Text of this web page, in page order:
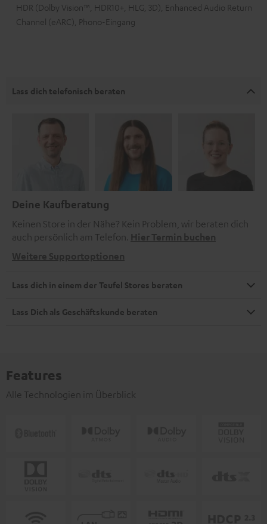
HDR (Dolby Vision™, HDR10+, HLG, 3D), Enhanced Audio Return
Channel (eARC), Phono-Eingang
Lass dich telefonisch beraten
Deine Kaufberatung
Keinen Store in der Nähe? Kein Problem, wir beraten dich
auch persönlich am Telefon. Hier Termin buchen
Weitere Supportoptionen
Lass dich in einem der Teufel Stores beraten
Lass Dich als Geschäftskunde beraten
Features
Alle Technologien im Überblick